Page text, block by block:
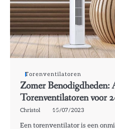
Torenventilatoren
Zomer Benodigdheden:
Torenventilatoren voor
Christol 15/07/2023
Een torenventilator is een